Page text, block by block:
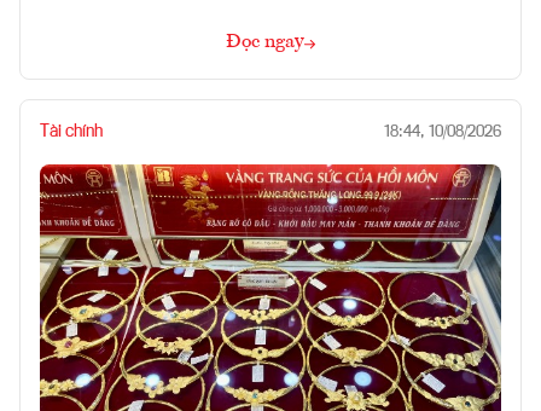
Đọc ngay
Tài chính 18:44, 10/08/2026